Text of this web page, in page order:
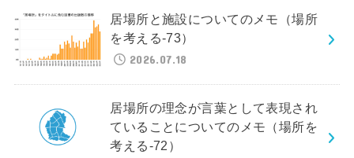
居場所と施設についてのメモ（場所
を考える-73）
2026.07.18
居場所の理念が言葉として表現され
ていることについてのメモ（場所を
考える-72）